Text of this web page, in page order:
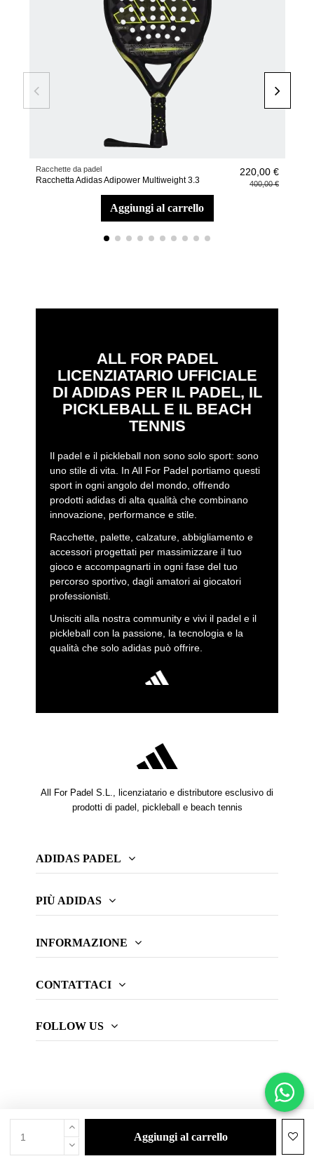
aggiungi al carrello
Racchette da padel
Racchetta Adidas Adipower Multiweight 3.3
220,00 €
400,00 €
aggiungi al carrello
ALL FOR PADEL
LICENZIATARIO UFFICIALE
DI ADIDAS PER IL PADEL, IL
PICKLEBALL E IL BEACH
TENNIS
Il padel e il pickleball non sono solo sport: sono
uno stile di vita. In All For Padel portiamo questi
sport in ogni angolo del mondo, offrendo
prodotti adidas di alta qualità che combinano
innovazione, performance e stile.
Racchette, palette, calzature, abbigliamento e
accessori progettati per massimizzare il tuo
gioco e accompagnarti in ogni fase del tuo
percorso sportivo, dagli amatori ai giocatori
professionisti.
Unisciti alla nostra community e vivi il padel e il
pickleball con la passione, la tecnologia e la
qualità che solo adidas può offrire.
All For Padel S.L., licenziatario e distributore esclusivo di
prodotti di padel, pickleball e beach tennis
ADIDAS PADEL
PIÙ ADIDAS
INFORMAZIONE
CONTATTACI
FOLLOW US